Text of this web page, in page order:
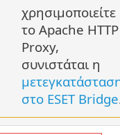
χρησιμοποιείτε
το Apache HTTP
Proxy,
συνιστάται η
στο ESET Bridge